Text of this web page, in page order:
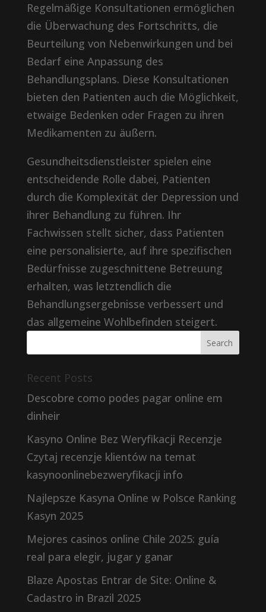
Regelmäßige Konsultationen ermöglichen
die Überwachung des Fortschritts, die
Beurteilung von Nebenwirkungen und bei
Bedarf eine Anpassung des
Behandlungsplans. Diese Konsultationen
bieten den Patienten auch die Möglichkeit,
etwaige Bedenken oder Fragen zu ihren
Medikamenten zu äußern.
Gesundheitsdienstleister spielen eine
entscheidende Rolle dabei, Patienten
durch die Komplexität der Depression und
ihrer Behandlung zu führen. Ihr
Fachwissen stellt sicher, dass Patienten
eine personalisierte, auf ihre spezifischen
Bedürfnisse zugeschnittene Betreuung
erhalten, was letztendlich die
Behandlungsergebnisse verbessert und
das allgemeine Wohlbefinden steigert.
Recent Posts
Descobre como podes pagar online em
dinheir
Kasyno Online Bez Weryfikacji Recenzje
Czytaj recenzje klientów na temat
kasynoonlinebezweryfikacji info
Najlepsze Kasyna Online w Polsce Ranking
Kasyn 2025
Mejores casinos online Chile 2025: guía
real para elegir, jugar y ganar
Blaze Apostas Entrar de Site: Online &
Cadastro in Brazil 2025